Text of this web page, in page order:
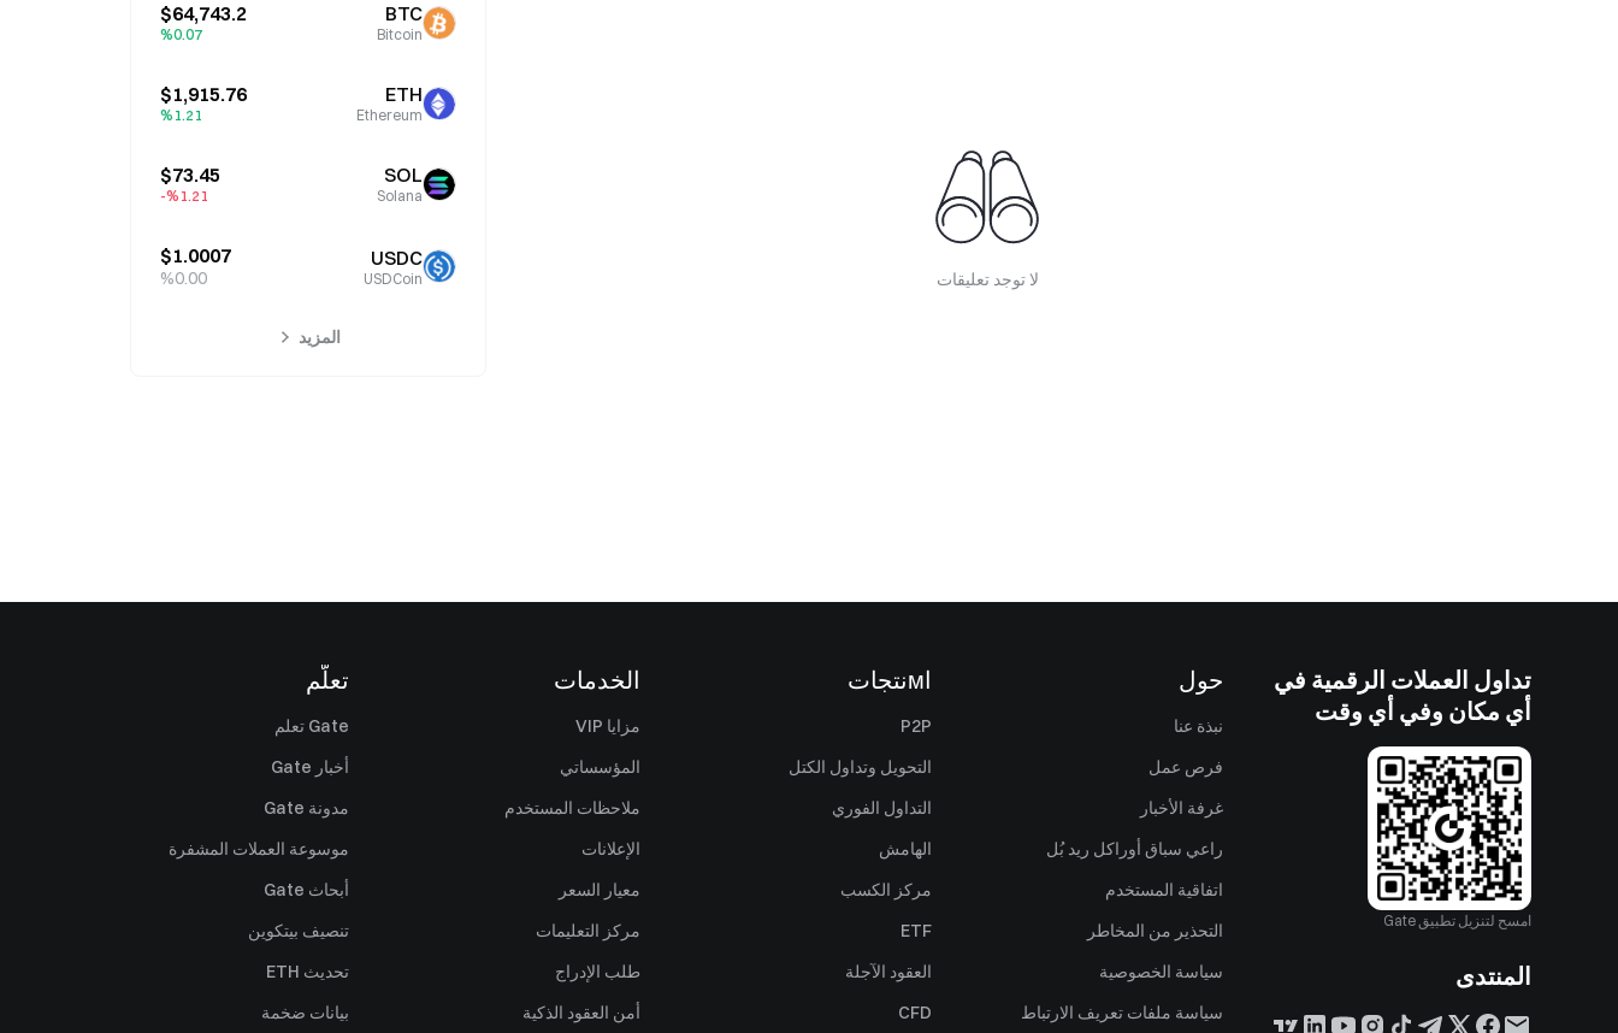
لا توجد تعليقات
BTC
Bitcoin
$64,743.2
%0.07
ETH
Ethereum
$1,915.76
%1.21
SOL
Solana
$73.45
%1.21-
USDC
USDCoin
$1.0007
%0.00
المزيد
تداول العملات الرقمية في
أي مكان وفي أي وقت
امسح لتنزيل تطبيق Gate
المنتدى
حول
نبذة عنا
فرص عمل
غرفة الأخبار
راعي سباق أوراكل ريد بُل
اتفاقية المستخدم
التحذير من المخاطر
سياسة الخصوصية
سياسة ملفات تعريف الارتباط
اмنتجات
P2P
التحويل وتداول الكتل
التداول الفوري
الهامش
مركز الكسب
ETF
العقود الآجلة
CFD
الخدمات
مزايا VIP
المؤسساتي
ملاحظات المستخدم
الإعلانات
معيار السعر
مركز التعليمات
طلب الإدراج
أمن العقود الذكية
تعلّم
Gate تعلم
أخبار Gate
مدونة Gate
موسوعة العملات المشفرة
أبحاث Gate
تنصيف بيتكوين
تحديث ETH
بيانات ضخمة